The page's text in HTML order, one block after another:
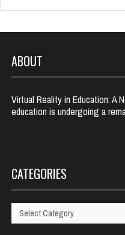
ABOUT
Virtual Reality in Education: A
education is undergoing a
CATEGORIES
Categories